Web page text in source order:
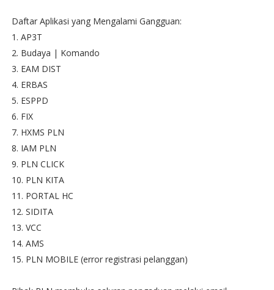
Daftar Aplikasi yang Mengalami Gangguan:
1. AP3T
2. Budaya | Komando
3. EAM DIST
4. ERBAS
5. ESPPD
6. FIX
7. HXMS PLN
8. IAM PLN
9. PLN CLICK
10. PLN KITA
11. PORTAL HC
12. SIDITA
13. VCC
14. AMS
15. PLN MOBILE (error registrasi pelanggan)